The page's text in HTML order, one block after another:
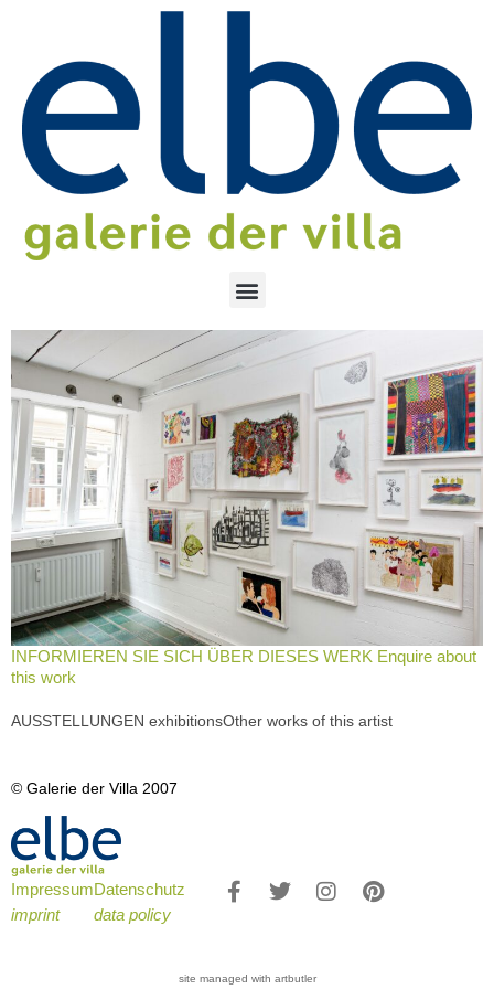
INFORMIEREN SIE SICH ÜBER DIESES WERK Enquire about
this work
AUSSTELLUNGEN exhibitionsOther works of this artist
© Galerie der Villa 2007
Impressum
imprint
Datenschutz
data policy
site managed with artbutler